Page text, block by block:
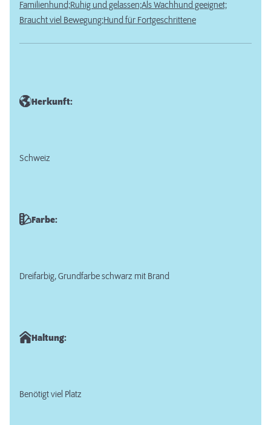
Familienhund;Ruhig und gelassen;Als Wachhund geeignet;
Braucht viel Bewegung;Hund für Fortgeschrittene
Herkunft:
Schweiz
Farbe:
Dreifarbig, Grundfarbe schwarz mit Brand
Haltung:
Benötigt viel Platz